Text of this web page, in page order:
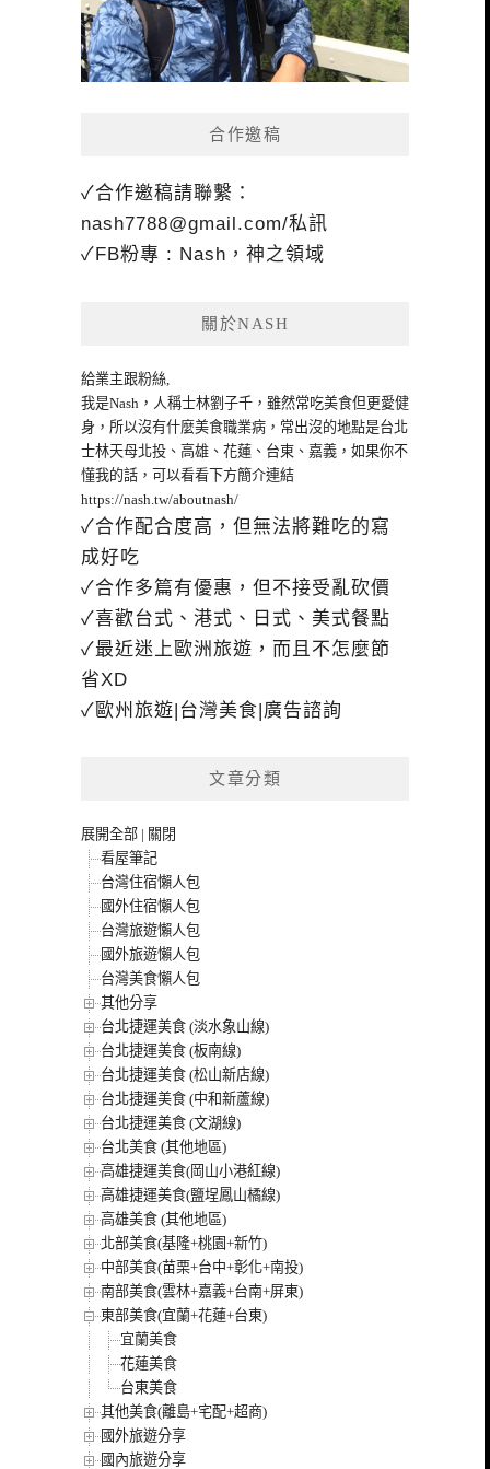
合作邀稿
✓合作邀稿請聯繫：
nash7788@gmail.com/私訊
✓FB粉專 : Nash，神之領域
關於NASH
給業主跟粉絲,
我是Nash，人稱士林劉子千，雖然常吃美食但更愛健
身，所以沒有什麼美食職業病，常出沒的地點是台北
士林天母北投、高雄、花蓮、台東、嘉義，如果你不
懂我的話，可以看看下方簡介連結
https://nash.tw/aboutnash/
✓合作配合度高，但無法將難吃的寫
成好吃
✓合作多篇有優惠，但不接受亂砍價
✓喜歡台式、港式、日式、美式餐點
✓最近迷上歐洲旅遊，而且不怎麼節
省XD
✓歐州旅遊|台灣美食|廣告諮詢
文章分類
展開全部 | 關閉
看屋筆記
台灣住宿懶人包
國外住宿懶人包
台灣旅遊懶人包
國外旅遊懶人包
台灣美食懶人包
其他分享
台北捷運美食 (淡水象山線)
台北捷運美食 (板南線)
台北捷運美食 (松山新店線)
台北捷運美食 (中和新蘆線)
台北捷運美食 (文湖線)
台北美食 (其他地區)
高雄捷運美食(岡山小港紅線)
高雄捷運美食(鹽埕鳳山橘線)
高雄美食 (其他地區)
北部美食(基隆+桃園+新竹)
中部美食(苗栗+台中+彰化+南投)
南部美食(雲林+嘉義+台南+屏東)
東部美食(宜蘭+花蓮+台東)
宜蘭美食
花蓮美食
台東美食
其他美食(離島+宅配+超商)
國外旅遊分享
國內旅遊分享